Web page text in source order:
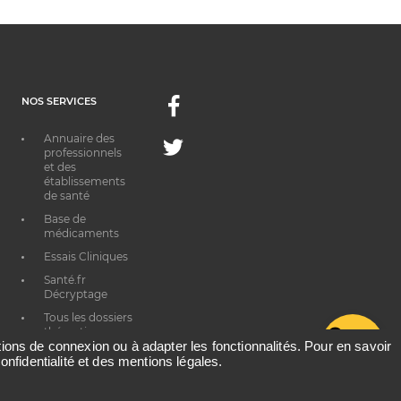
NOS SERVICES
Annuaire des
professionnels
et des
établissements
de santé
Base de
médicaments
Essais Cliniques
Santé.fr
Décryptage
Tous les dossiers
thématiques
Facebook
Twitter
de connexion ou à adapter les fonctionnalités. Pour en savoir
et des mentions légales.